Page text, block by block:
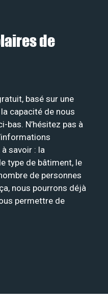
de
basé sur une
capacité de nous
bas. N’hésitez pas à
savoir : la
type de bâtiment, le
de personnes
nous pourrons déjà
permettre de